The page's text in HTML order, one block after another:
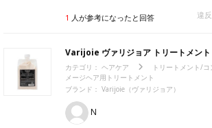
1 人が参考になったと回答 違
Varijoie ヴァリジョア トリートメン
カテゴリ： ヘアケア トリートメント/
メージヘア用トリートメント
ブランド： Varijoie（ヴァリジョア）
N